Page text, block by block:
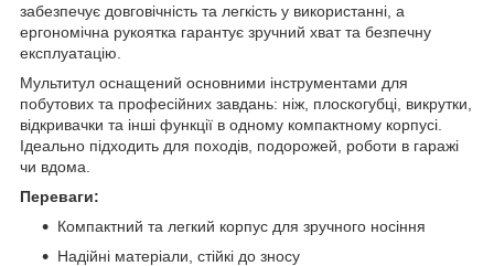
забезпечує довговічність та легкість у використанні, а
ергономічна рукоятка гарантує зручний хват та безпечну
експлуатацію.
Мультитул оснащений основними інструментами для
побутових та професійних завдань: ніж, плоскогубці, викрутки,
відкривачки та інші функції в одному компактному корпусі.
Ідеально підходить для походів, подорожей, роботи в гаражі
чи вдома.
Переваги:
Компактний та легкий корпус для зручного носіння
Надійні матеріали, стійкі до зносу